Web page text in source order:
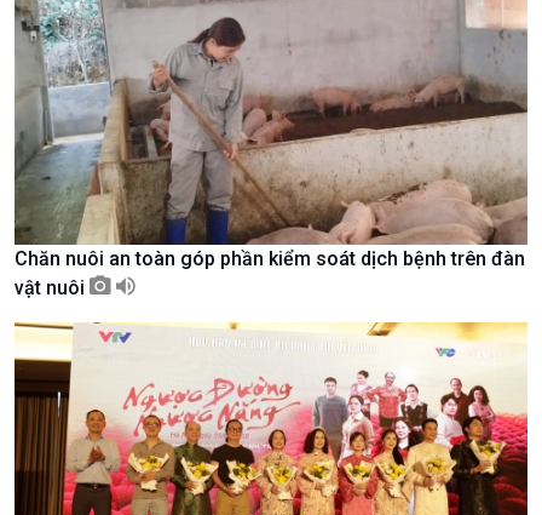
Quốc hội với cử tri
Xây dựng đảng
Đảng trong cuộc sống
Nhận diện sự thật
Pháp luật và đời sống
Hồ sơ sự kiện quốc tế
Thế giới & Việt Nam
Biên cương - Một dải vững
bền
Chăn nuôi an toàn góp phần kiểm soát dịch bệnh trên đàn
vật nuôi